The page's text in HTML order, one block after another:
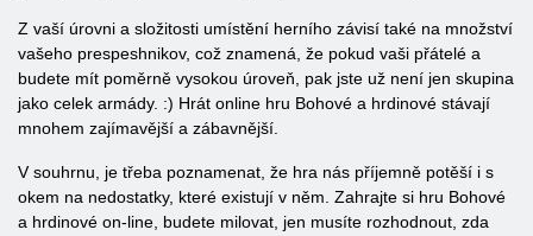
Z vaší úrovni a složitosti umístění herního závisí také na množství
vašeho prespeshnikov, což znamená, že pokud vaši přátelé a
budete mít poměrně vysokou úroveň, pak jste už není jen skupina
jako celek armády. :) Hrát online hru Bohové a hrdinové stávají
mnohem zajímavější a zábavnější.
V souhrnu, je třeba poznamenat, že hra nás příjemně potěší i s
okem na nedostatky, které existují v něm. Zahrajte si hru Bohové
a hrdinové on-line, budete milovat, jen musíte rozhodnout, zda